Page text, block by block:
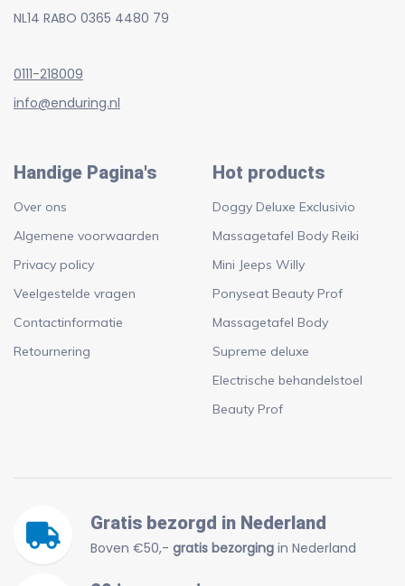
NL14 RABO 0365 4480 79
0111-218009
info@enduring.nl
Handige Pagina's
Over ons
Algemene voorwaarden
Privacy policy
Veelgestelde vragen
Contactinformatie
Retournering
Hot products
Doggy Deluxe Exclusivio
Massagetafel Body Reiki
Mini Jeeps Willy
Ponyseat Beauty Prof
Massagetafel Body
Supreme deluxe
Electrische behandelstoel
Beauty Prof
Gratis bezorgd in Nederland
Boven €50,- gratis bezorging in Nederland